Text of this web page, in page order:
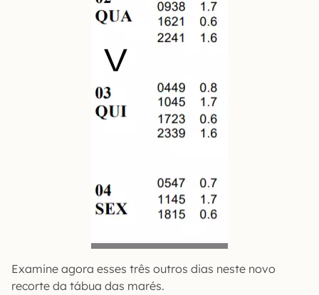
Examine agora esses três outros dias neste novo
recorte da tábua das marés.